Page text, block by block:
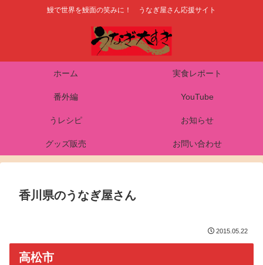
鰻で世界を鰻面の笑みに！ うなぎ屋さん応援サイト
ホーム 実食レポート
番外編 YouTube
うレシピ お知らせ
グッズ販売 お問い合わせ
香川県のうなぎ屋さん
2015.05.22
高松市